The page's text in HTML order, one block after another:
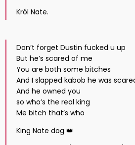
Król Nate.
Don’t forget Dustin fucked u up
But he’s scared of me
You are both some bitches
And I slapped kabob he was
And he owned you
so who’s the real king
Me bitch that’s who
King Nate dog 👑